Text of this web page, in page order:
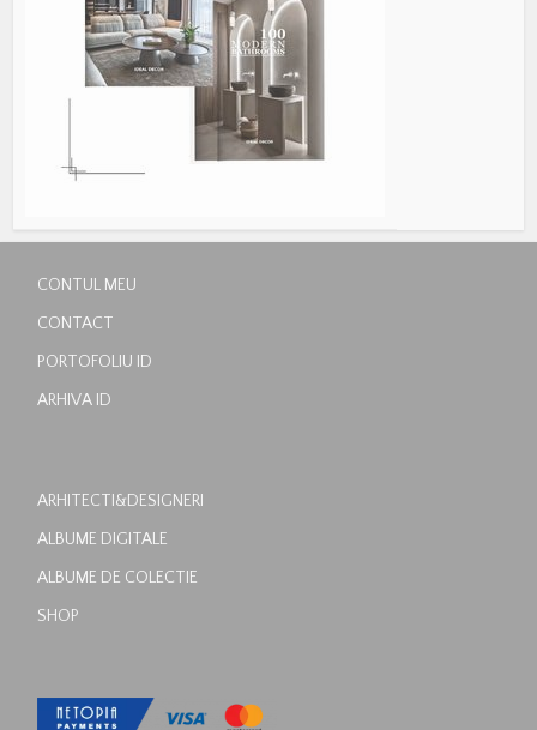
CONTUL MEU
CONTACT
PORTOFOLIU ID
ARHIVA ID
ARHITECTI&DESIGNERI
ALBUME DIGITALE
ALBUME DE COLECTIE
SHOP